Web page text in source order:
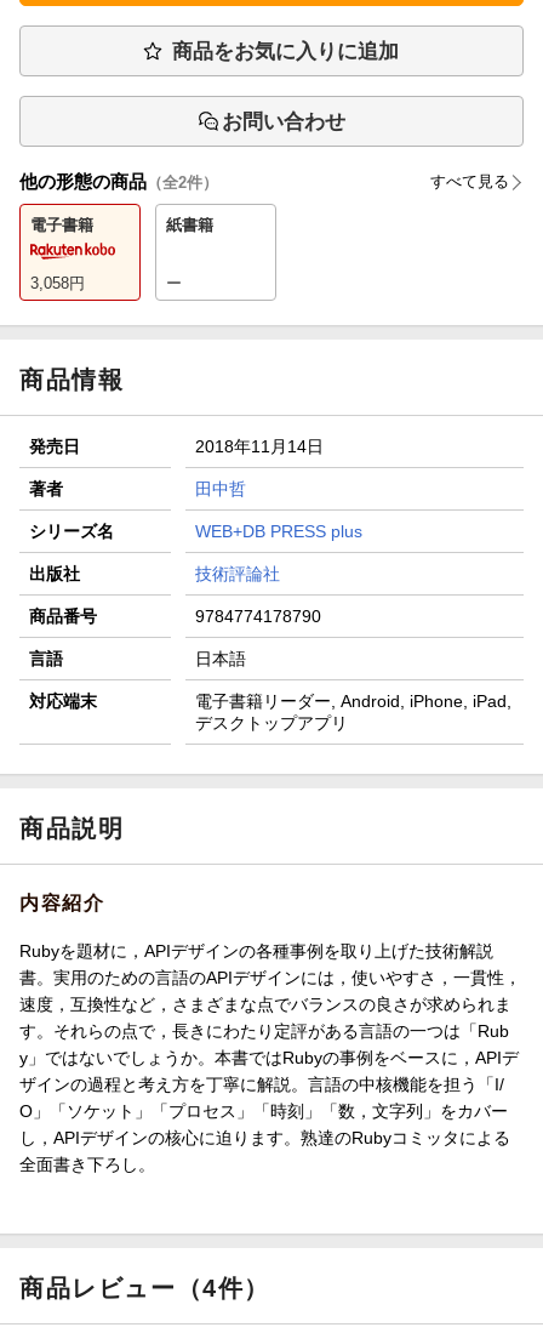
商品をお気に入りに追加
お問い合わせ
他の形態の商品 （全2件） すべて見る
電子書籍
3,058円
紙書籍
ー
商品情報
発売日 2018年11月14日
著者 田中哲
シリーズ名 WEB+DB PRESS plus
出版社 技術評論社
商品番号 9784774178790
言語 日本語
対応端末
電子書籍リーダー, Android, iPhone, iPad,
デスクトップアプリ
商品説明
内容紹介
Rubyを題材に，APIデザインの各種事例を取り上げた技術解説
書。実用のための言語のAPIデザインには，使いやすさ，一貫性，
速度，互換性など，さまざまな点でバランスの良さが求められま
す。それらの点で，長きにわたり定評がある言語の一つは「Rub
y」ではないでしょうか。本書ではRubyの事例をベースに，APIデ
ザインの過程と考え方を丁寧に解説。言語の中核機能を担う「I/
O」「ソケット」「プロセス」「時刻」「数，文字列」をカバー
し，APIデザインの核心に迫ります。熟達のRubyコミッタによる
全面書き下ろし。
商品レビュー（4件）